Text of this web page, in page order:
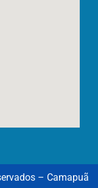
– Camapuã